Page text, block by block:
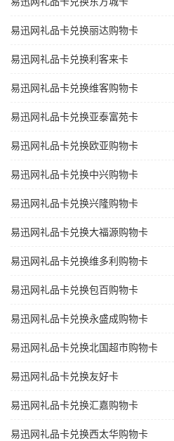
易迅网礼品卡兑换丽达购物卡
易迅网礼品卡兑换利客来卡
易迅网礼品卡兑换维客购物卡
易迅网礼品卡兑换亚泰富苑卡
易迅网礼品卡兑换欧亚购物卡
易迅网礼品卡兑换中兴购物卡
易迅网礼品卡兑换兴隆购物卡
易迅网礼品卡兑换大福源购物卡
易迅网礼品卡兑换维多利购物卡
易迅网礼品卡兑换包百购物卡
易迅网礼品卡兑换永盛成购物卡
易迅网礼品卡兑换北国超市购物卡
易迅网礼品卡兑换友好卡
易迅网礼品卡兑换汇嘉购物卡
易迅网礼品卡兑换西太华购物卡